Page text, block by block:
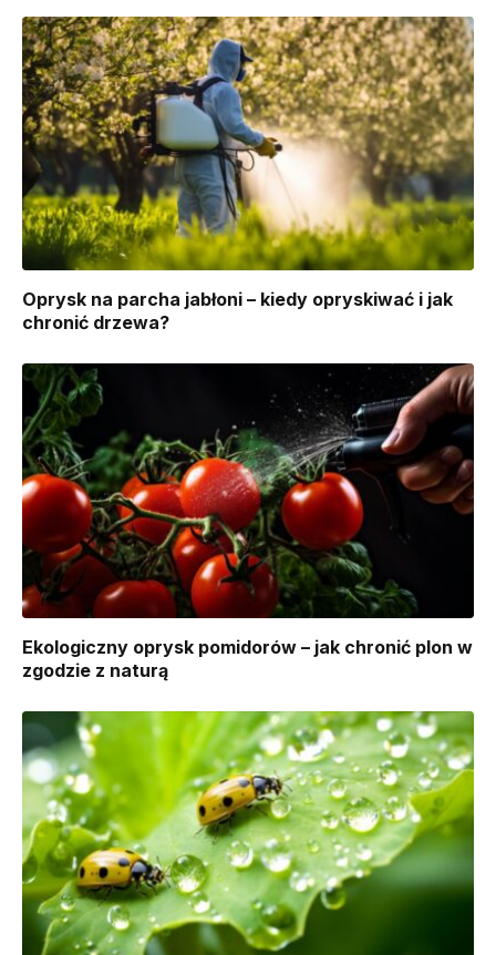
Oprysk na parcha jabłoni – kiedy opryskiwać i jak
chronić drzewa?
Ekologiczny oprysk pomidorów – jak chronić plon w
zgodzie z naturą